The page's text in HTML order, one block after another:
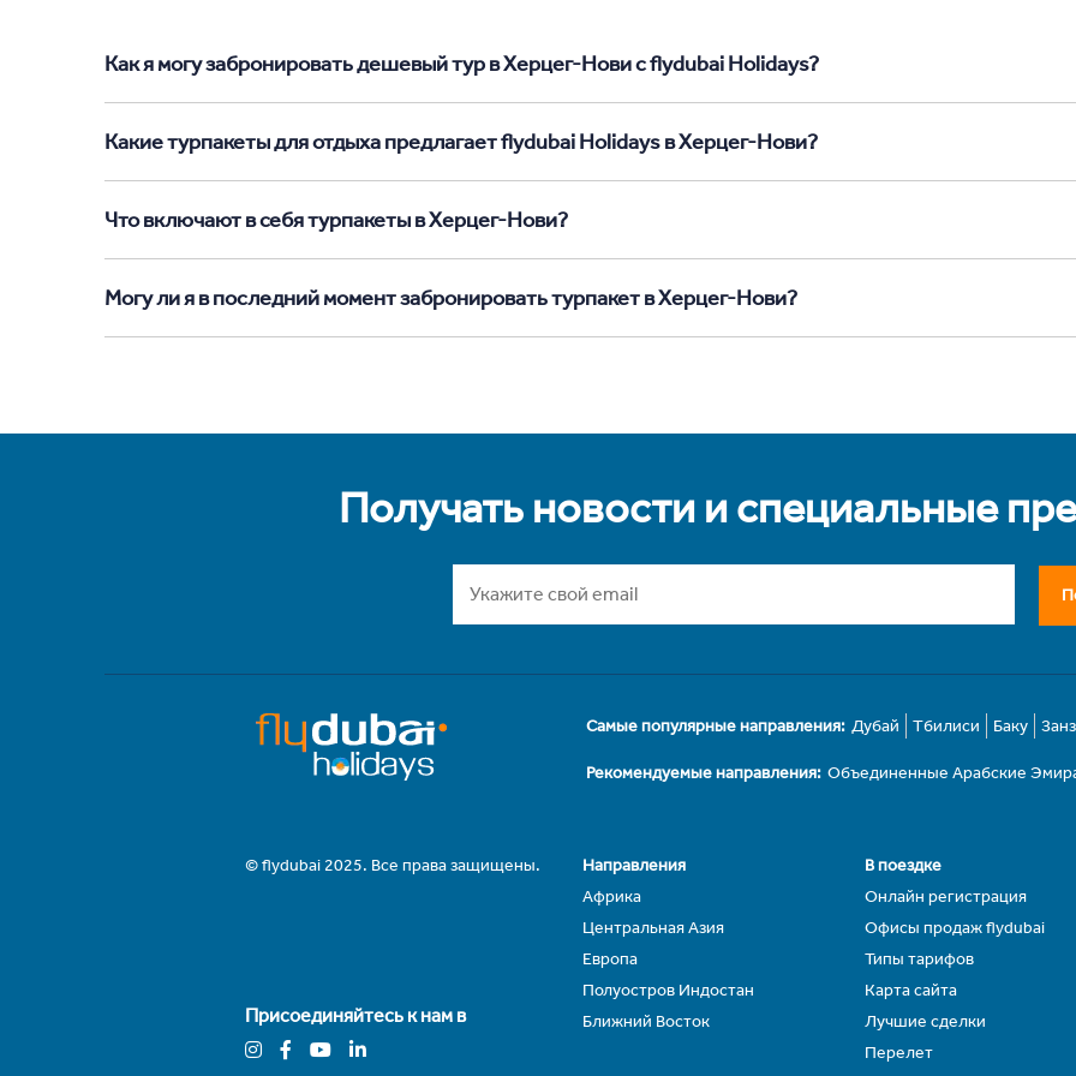
Как я могу забронировать дешевый тур в Херцег-Нови с flydubai Holidays?
Какие турпакеты для отдыха предлагает flydubai Holidays в Херцег-Нови?
Что включают в себя турпакеты в Херцег-Нови?
Могу ли я в последний момент забронировать турпакет в Херцег-Нови?
Получать новости и специальные
Самые популярные направления: Дубай Тбилиси Баку
Рекомендуемые направления: Объединенные Арабские
© flydubai 2025. Все права защищены.
Присоединяйтесь к нам в
Направления
Африка
Центральная Азия
Европа
Полуостров Индостан
Ближний Восток
В поездке
Онлайн регистрация
Офисы продаж flydubai
Типы тарифов
Карта сайта
Лучшие сделки
Перелет